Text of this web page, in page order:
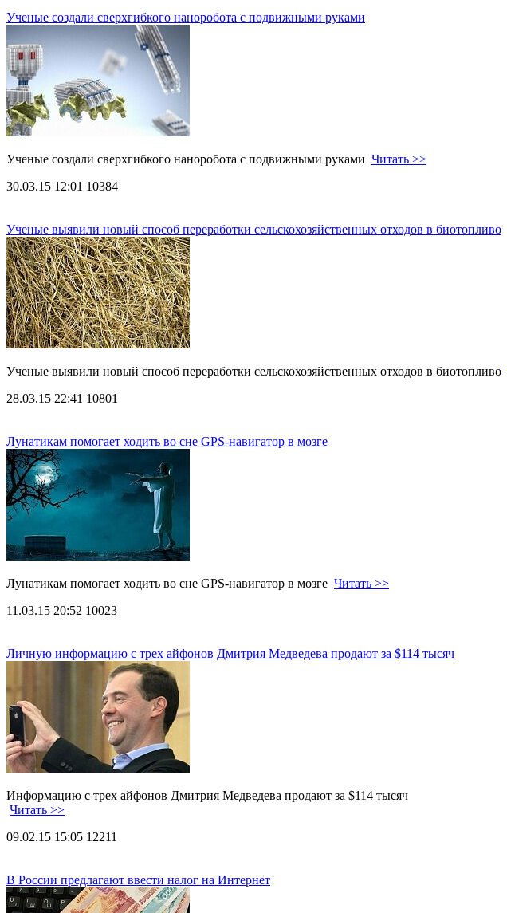
Ученые создали сверхгибкого наноробота с подвижными руками
Ученые создали сверхгибкого наноробота с подвижными руками Читать >>
30.03.15 12:01 10384
Ученые выявили новый способ переработки сельскохозяйственных отходов в биотопливо
Ученые выявили новый способ переработки сельскохозяйственных отходов в биотопливо
28.03.15 22:41 10801
Лунатикам помогает ходить во сне GPS-навигатор в мозге
Лунатикам помогает ходить во сне GPS-навигатор в мозге Читать >>
11.03.15 20:52 10023
Личную информацию с трех айфонов Дмитрия Медведева продают за $114 тысяч
Информацию с трех айфонов Дмитрия Медведева продают за $114 тысяч
Читать >>
09.02.15 15:05 12211
В России предлагают ввести налог на Интернет